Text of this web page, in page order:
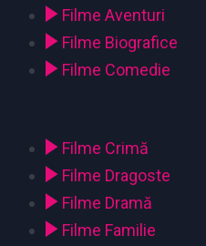
Filme Aventuri
Filme Biografice
Filme Comedie
Filme Crimă
Filme Dragoste
Filme Dramă
Filme Familie